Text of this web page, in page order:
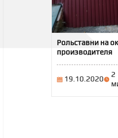
Рольставни на
производителя
19.10.2020
2